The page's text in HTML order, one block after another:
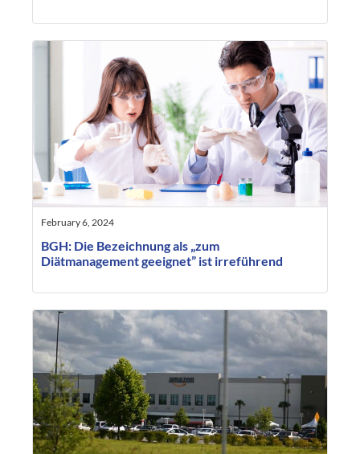
February 6, 2024
BGH: Die Bezeichnung als „zum
Diätmanagement geeignet” ist irreführend